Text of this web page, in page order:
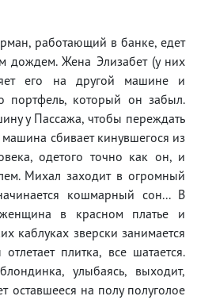
работающий в банке, едет
дождем. Жена Элизабет (у них
его на другой машине и
портфель, который он забыл.
у Пассажа, чтобы переждать
машина сбивает кинувшегося из
одетого точно как он, и
Михал заходит в огромный
кошмарный сон... В
в красном платье и
каблуках зверски занимается
плитка, все шатается.
улыбаясь, выходит,
оставшееся на полу полуголое